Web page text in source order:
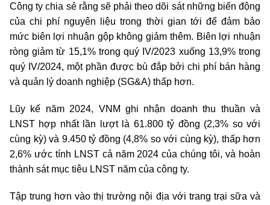
Công ty chia sẻ rằng sẽ phải theo dõi sát những biến động
của chi phí nguyên liệu trong thời gian tới để đảm bảo
mức biên lợi nhuận gộp không giảm thêm. Biên lợi nhuận
ròng giảm từ 15,1% trong quý IV/2023 xuống 13,9% trong
quý IV/2024, một phần được bù đắp bởi chi phí bán hàng
và quản lý doanh nghiệp (SG&A) thấp hơn.
Lũy kế năm 2024, VNM ghi nhận doanh thu thuần và
LNST hợp nhất lần lượt là 61.800 tỷ đồng (2,3% so với
cùng kỳ) và 9.450 tỷ đồng (4,8% so với cùng kỳ), thấp hơn
2,6% ước tính LNST cả năm 2024 của chúng tôi, và hoàn
thành sát mục tiêu LNST năm của công ty.
Tập trung hơn vào thị trường nội địa với trang trại sữa và